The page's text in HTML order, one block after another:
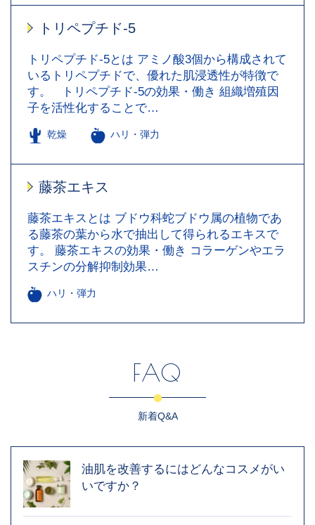
トリペプチド-5
トリペプチド-5とは アミノ酸3個から構成されて
いるトリペプチドで、優れた肌浸透性が特徴で
す。 トリペプチド-5の効果・働き 組織増殖因
子を活性化することで…
乾燥 ハリ・弾力
藤茶エキス
藤茶エキスとは ブドウ科蛇ブドウ属の植物であ
る藤茶の葉から水で抽出して得られるエキスで
す。 藤茶エキスの効果・働き コラーゲンやエラ
スチンの分解抑制効果…
ハリ・弾力
FAQ
新着Q&A
油肌を改善するにはどんなコスメがい
いですか？